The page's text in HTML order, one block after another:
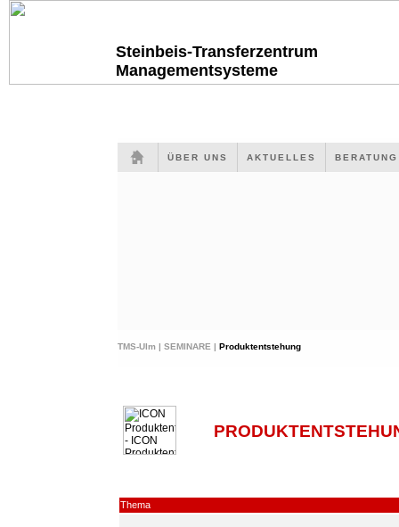
Steinbeis-Transferzentrum
Managementsysteme
ÜBER UNS AKTUELLES
TMS-Ulm | SEMINARE | Produktentstehung
Thema